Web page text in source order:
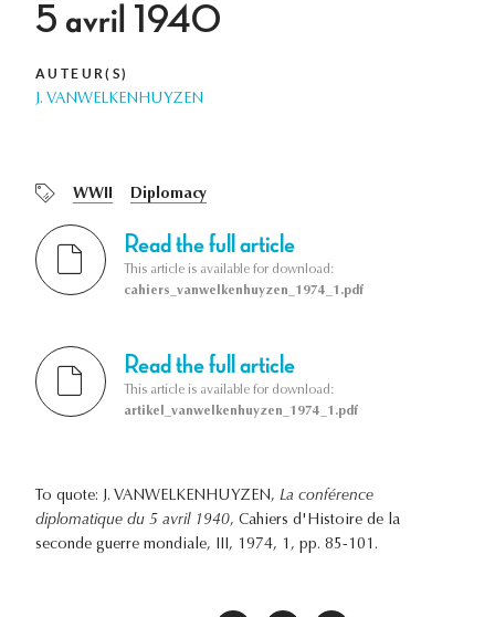
5 avril 1940
AUTEUR(S)
J. VANWELKENHUYZEN
WWII Diplomacy
Read the full article
This article is available for download:
cahiers_vanwelkenhuyzen_1974_1.pdf
Read the full article
This article is available for download:
artikel_vanwelkenhuyzen_1974_1.pdf
To quote: J. VANWELKENHUYZEN, La conférence
diplomatique du 5 avril 1940, Cahiers d'Histoire de la
seconde guerre mondiale, III, 1974, 1, pp. 85-101.